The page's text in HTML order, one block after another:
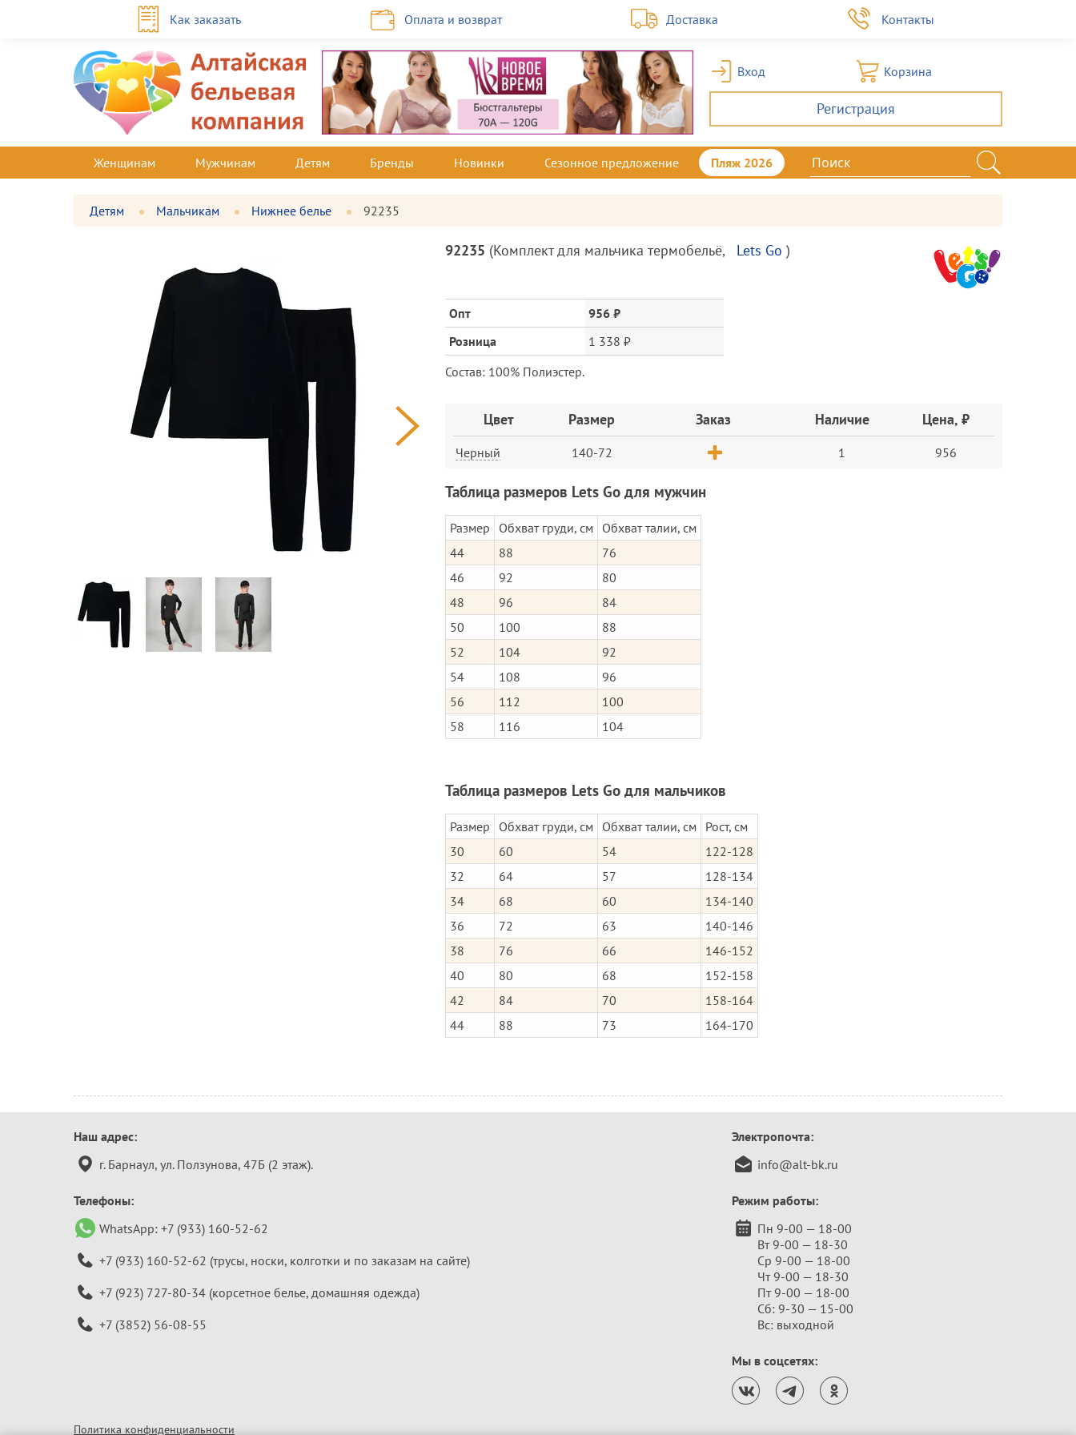
Как заказать Оплата и возврат Доставка Контакты
Вход Корзина
Регистрация
Женщинам Мужчинам Детям Бренды Новинки Сезонное предложение Пляж 2026
Детям Мальчикам Нижнее белье 92235
товара
Предпросмотр
фотографий
Описание
товара
цена
92235 (Комплект для мальчика термобельё, Lets Go )
Опт
956 ₽
Розница
1 338 ₽
Состав: 100% Полиэстер.
ЗаказЦвет Размер Заказ Наличие Цена, ₽
Черный 140-72 1 956
Таблица размеров Lets Go для мужчин
Размер Обхват груди, см
Обхват талии, см
44
88
76
46
92
80
48
96
84
50
100
88
52
104
92
54
108
96
56
112
100
58
116 104
Таблица размеров Lets Go для мальчиков
Размер Обхват груди, см Обхват талии, см
Рост, см
30
60 54
122-128
32
64 57
128-134
34
68 60
134-140
36
72 63
140-146
38
76 66
146-152
40
80 68
152-158
42
84 70
158-164
44
88 73 164-170
Контактная
информация
Наш адрес:
г. Барнаул, ул. Ползунова, 47Б (2 этаж).
Телефоны:
WhatsApp: +7 (933) 160-52-62
+7 (933) 160-52-62 (трусы, носки, колготки и по заказам на сайте)
+7 (923) 727-80-34 (корсетное белье, домашняя одежда)
+7 (3852) 56-08-55
Электропочта:
info@alt-bk.ru
Режим работы:
Пн 9-00 — 18-00
Вт 9-00 — 18-30
Ср 9-00 — 18-00
Чт 9-00 — 18-30
Пт 9-00 — 18-00
Сб: 9-30 — 15-00
Вс: выходной
Мы в соцсетях:
Политика конфиденциальности